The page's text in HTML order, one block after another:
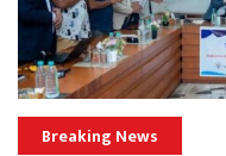
Breaking News